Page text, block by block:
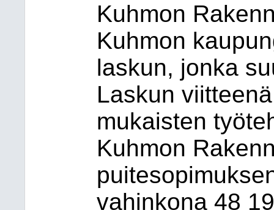
Kuhmon
Kuhmon
laskun, jonka
Laskun
mukaisten
Kuhmon
vahinkona 48